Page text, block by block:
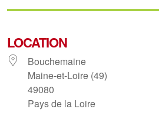
LOCATION
Bouchemaine
Maine-et-Loire (49)
49080
Pays de la Loire